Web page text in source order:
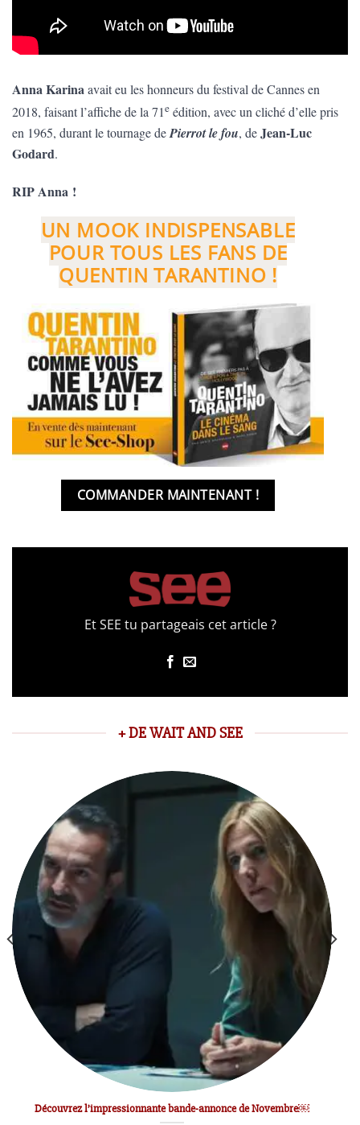
Anna Karinaavait eu les honneurs du festival de Cannes en
2018, faisant l’affiche de la 71e édition, avec un cliché d’elle pris
en 1965, durant le tournage dePierrot le fou, deJean-Luc
Godard.
RIP Anna !
UN MOOK INDISPENSABLE
POUR TOUS LES FANS DE
QUENTIN TARANTINO !
COMMANDER MAINTENANT !
Et SEE tu partageais cet article ?
+ DE WAIT AND SEE
Découvrez l’impressionnante bande-annonce de Novembre￼